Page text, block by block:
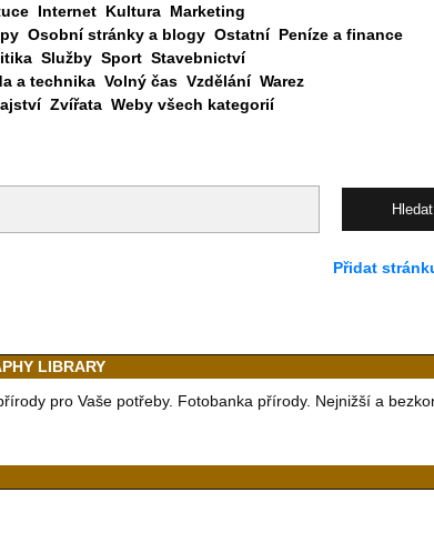
Internet Kultura Marketing
Osobní stránky a blogy Ostatní Peníze a finance
Služby Sport Stavebnictví
a technika Volný čas Vzdělání Warez
Zvířata Weby všech kategorií
Přidat
LIBRARY
pro Vaše potřeby. Fotobanka přírody. Nejnižší a